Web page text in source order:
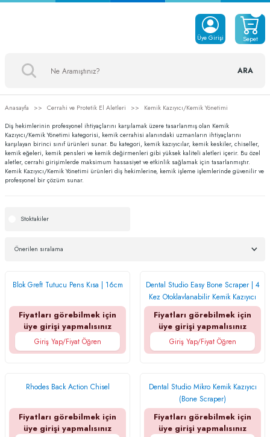
ARA
Üye Girişi Sepet
Anasayfa Cerrahi ve Protetik El Aletleri
Kemik Kazıyıcı/Kemik Yönetimi
Diş hekimlerinin profesyonel ihtiyaçlarını karşılamak üzere tasarlanmış olan Kemik
Kazıyıcı/Kemik Yönetimi kategorisi, kemik cerrahisi alanındaki uzmanların ihtiyaçlarını
karşılayan birinci sınıf ürünleri sunar. Bu kategori, kemik kazıyıcılar, kemik keskiler, chiseller,
kemik eğeleri, kemik pensleri ve kemik değirmenleri gibi yüksek kaliteli aletleri içerir. Bu özel
aletler, cerrahi girişimlerde maksimum hassasiyet ve etkinlik sağlamak için tasarlanmıştır.
Kemik Kazıyıcı/Kemik Yönetimi ürünleri diş hekimlerine, kemik işleme işlemlerinde güvenilir ve
profesyonel bir çözüm sunar.
Stoktakiler
Blok Greft Tutucu Pens Kısa | 16cm
Fiyatları görebilmek için
üye girişi yapmalısınız
Giriş Yap/Fiyat Öğren
Dental Studio Easy Bone Scraper | 4
Kez Otoklavlanabilir Kemik Kazıyıcı
Fiyatları görebilmek için
üye girişi yapmalısınız
Giriş Yap/Fiyat Öğren
Rhodes Back Action Chisel
Fiyatları görebilmek için
üye girişi yapmalısınız
Dental Studio Mikro Kemik Kazıyıcı
(Bone Scraper)
Fiyatları görebilmek için
üye girişi yapmalısınız